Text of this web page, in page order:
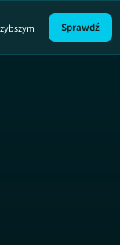
Zakup w
Sprawdź